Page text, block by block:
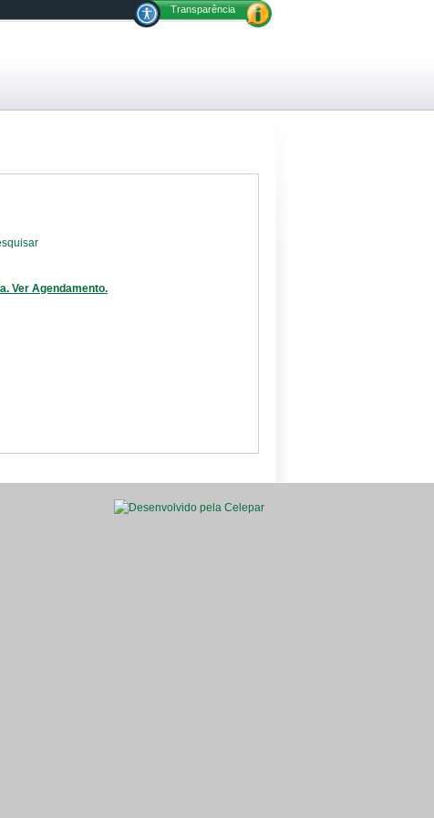
Transparência
Ver Agendamento.